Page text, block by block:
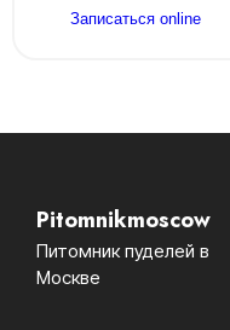
Записаться online
Pitomnikmoscow
Питомник пуделей в
Москве